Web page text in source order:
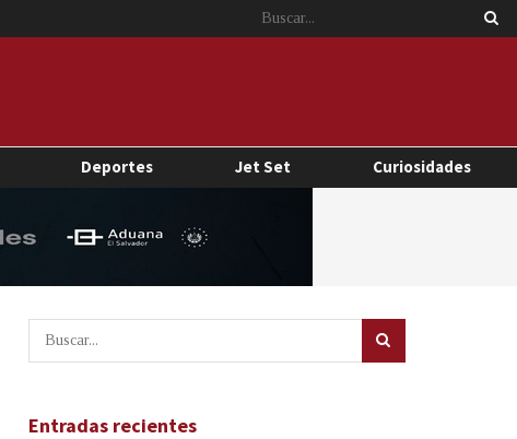
Deportes Jet Set Curiosidades
Entradas recientes